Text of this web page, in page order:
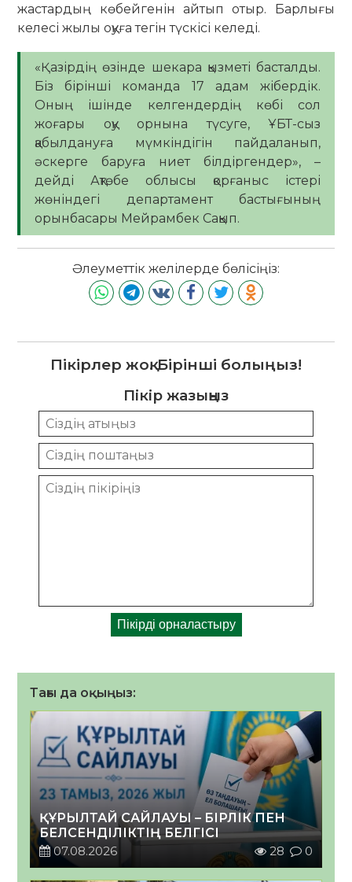
жастардың көбейгенін айтып отыр. Барлығы
келесі жылы оқуға тегін түскісі келеді.
«Қазірдің өзінде шекара қызметі басталды.
Біз бірінші команда 17 адам жібердік.
Оның ішінде келгендердің көбі сол
жоғары оқу орнына түсуге, ҰБТ-сыз
қабылдануға мүмкіндігін пайдаланып,
әскерге баруға ниет білдіргендер», –
дейді Ақтөбе облысы қорғаныс істері
жөніндегі департамент бастығының
орынбасары Мейрамбек Сақып.
Әлеуметтік желілерде бөлісіңіз:
Пікірлер жоқ. Бірінші болыңыз!
Пікір жазыңыз
Тағы да оқыңыз:
ҚҰРЫЛТАЙ САЙЛАУЫ – БІРЛІК ПЕН
БЕЛСЕНДІЛІКТІҢ БЕЛГІСІ
07.08.2026
28 0